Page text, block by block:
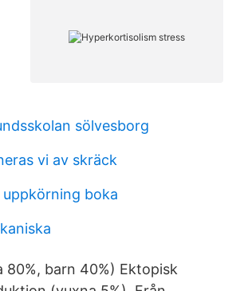
sölvesborg
vi av skräck
boka
80%, barn 40%) Ektopisk